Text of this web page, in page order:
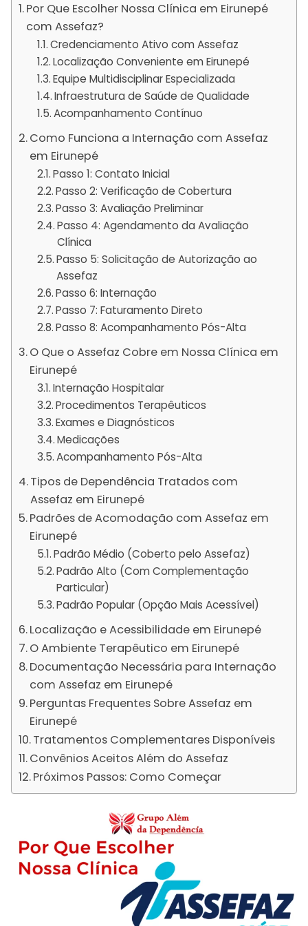
Por Que Escolher Nossa Clínica em Eirunepé
com Assefaz?
Credenciamento Ativo com Assefaz
Localização Conveniente em Eirunepé
Equipe Multidisciplinar Especializada
Infraestrutura de Saúde de Qualidade
Acompanhamento Contínuo
Como Funciona a Internação com Assefaz
em Eirunepé
Passo 1: Contato Inicial
Passo 2: Verificação de Cobertura
Passo 3: Avaliação Preliminar
Passo 4: Agendamento da Avaliação
Clínica
Passo 5: Solicitação de Autorização ao
Assefaz
Passo 6: Internação
Passo 7: Faturamento Direto
Passo 8: Acompanhamento Pós-Alta
O Que o Assefaz Cobre em Nossa Clínica em
Eirunepé
Internação Hospitalar
Procedimentos Terapêuticos
Exames e Diagnósticos
Medicações
Acompanhamento Pós-Alta
Tipos de Dependência Tratados com
Assefaz em Eirunepé
Padrões de Acomodação com Assefaz em
Eirunepé
Padrão Médio (Coberto pelo Assefaz)
Padrão Alto (Com Complementação
Particular)
Padrão Popular (Opção Mais Acessível)
Localização e Acessibilidade em Eirunepé
O Ambiente Terapêutico em Eirunepé
Documentação Necessária para Internação
com Assefaz em Eirunepé
Perguntas Frequentes Sobre Assefaz em
Eirunepé
Tratamentos Complementares Disponíveis
Convênios Aceitos Além do Assefaz
Próximos Passos: Como Começar